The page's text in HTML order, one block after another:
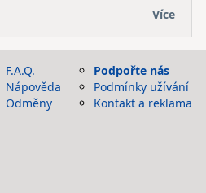
Více
F.A.Q.
Nápověda
Odměny
Podpořte nás
Podmínky užívání
Kontakt a reklama